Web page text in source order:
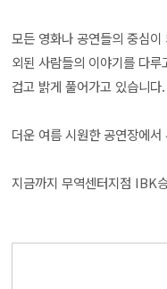
모든 영화나 공연들의 중심
외된 사람들의 이야기를 다
겁고 밝게 풀어가고 있습니다.
더운 여름 시원한 공연장에
지금까지 무역센터지점 IBK